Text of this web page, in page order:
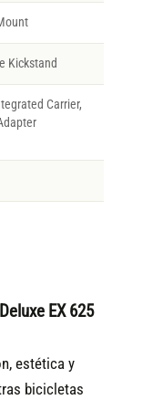
Kickstand
Carrier,
EX 625
estética y
bicicletas